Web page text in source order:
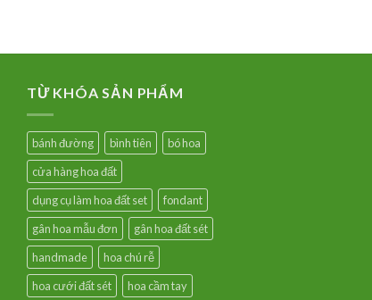
TỪ KHÓA SẢN PHẨM
bánh đường bình tiên
bó hoa
cửa hàng hoa đất
dụng cụ làm hoa đất set
fondant
gân hoa mẫu đơn
gân hoa đất sét
handmade
hoa chú rễ
hoa cưới đất sét
hoa cầm tay